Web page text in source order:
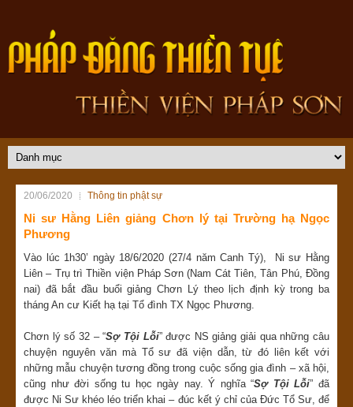
20/06/2020 Thông tin phật sự
Ni sư Hằng Liên giảng Chơn lý tại Trường hạ Ngọc
Phương
Vào lúc 1h30’ ngày 18/6/2020 (27/4 năm Canh Tý), Ni sư Hằng
Liên – Trụ trì Thiền viện Pháp Sơn (Nam Cát Tiên, Tân Phú, Đồng
nai) đã bắt đầu buổi giảng Chơn Lý theo lịch định kỳ trong ba
tháng An cư Kiết hạ tại Tổ đình TX Ngọc Phương.
Chơn lý số 32 – “Sợ Tội Lỗi” được NS giảng giải qua những câu
chuyện nguyên văn mà Tổ sư đã viện dẫn, từ đó liên kết với
những mẫu chuyện tương đồng trong cuộc sống gia đình – xã hội,
cũng như đời sống tu học ngày nay. Ý nghĩa “Sợ Tội Lỗi” đã
được Ni Sư khéo léo triển khai – đúc kết ý chỉ của Đức Tổ Sư, để